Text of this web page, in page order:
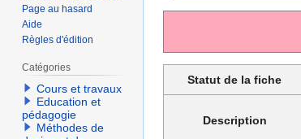
la
la
Statut de la fiche
Description
Page au hasard
Aide
Règles d'édition
Catégories
Cours et travaux
Education et
pédagogie
Méthodes de